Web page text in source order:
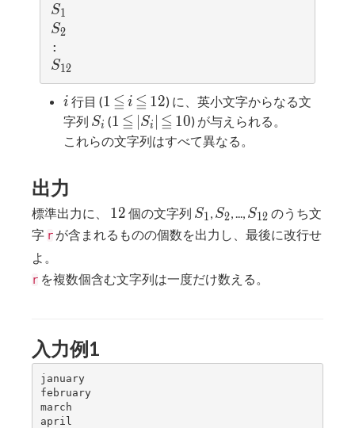
S
_
1
S1
S
_
2
S2
S
_
{1
2}
S12
i
i 行目 (1
1 ≦
≦ i
i ≦
≦ 12
12) に、英小文字からなる文
字列 S_i
Si (1
1 ≦
≦ |S_i|
∣Si ∣ ≦
≦ 10
10) が与えられる。
これらの文字列はすべて異なる。
出力
標準出力に、 12
12 個の文字列 S_1
S1 S_2
S2 S_{12}
S12 のうち文
字 r が含まれるものの個数を出力し、最後に改行せ
よ。
r を複数個含む文字列は一度だけ数える。
入力例1
january
february
march
april